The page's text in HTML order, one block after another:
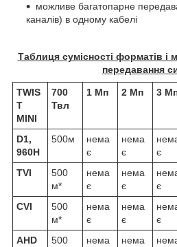
можливе багатопарне
каналів) в одному кабелі
Таблиця сумісності форматів і
передавання
TWIS
T
MINI
700
Твл
1 Мп 2 Мп 3
D1,
960H
500м
нема
є
нема
є
є
TVI
500
м*
нема
є
нема
є
є
CVI
500
м*
нема
є
нема
є
є
AHD
500
нема
нема